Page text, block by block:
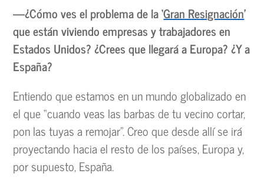
—¿Cómo ves el problema de la ‘Gran Resignación’
que están viviendo empresas y trabajadores en
Estados Unidos? ¿Crees que llegará a Europa? ¿Y a
España?
Entiendo que estamos en un mundo globalizado en
el que “cuando veas las barbas de tu vecino cortar,
pon las tuyas a remojar”. Creo que desde allí se irá
proyectando hacia el resto de los países, Europa y,
por supuesto, España.